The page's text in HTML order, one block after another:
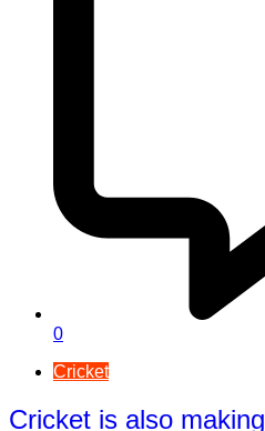
0
Cricket
Cricket is also